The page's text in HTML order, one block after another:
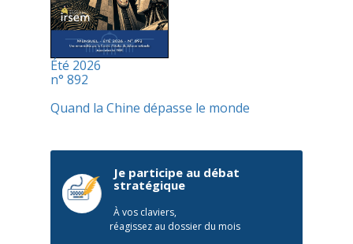
Été 2026
n° 892
Quand la Chine dépasse le monde
Je participe au débat
stratégique
À vos claviers,
réagissez au dossier du mois